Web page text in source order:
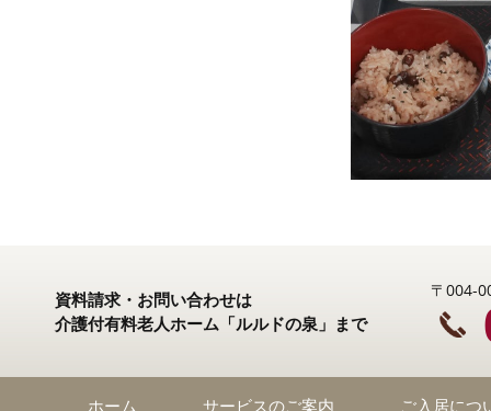
資料請求・お問い合わせは
介護付有料老人ホーム「ルルドの泉」まで
〒004-
ホーム サービスのご案内 ご入居につ